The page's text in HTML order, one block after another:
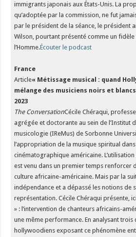
immigrants japonais aux États-Unis. La
qu’adoptée par la commission, ne fut
par le président de la séance, le président
Wilson, pourtant présenté comme un
l’Homme.Écouter le podcast
France
Article« Métissage musical : quand
mélange des musiciens noirs et
2023
The ConversationCécile Chéraqui,
agrégée et doctorante au sein de l’Institut
musicologie (IReMus) de Sorbonne
l’appropriation de la musique spiritual dans
cinématographique américaine.
est venu dans un premier temps renforcer
culture africaine-américaine. Mais par la
indépendance et a dépassé les notions de
représentation. Cécile Chéraqui présente,
» : l’intervention de chanteurs africains-
une même performance. En analysant trois
hollywoodiens exposant ce phénomène